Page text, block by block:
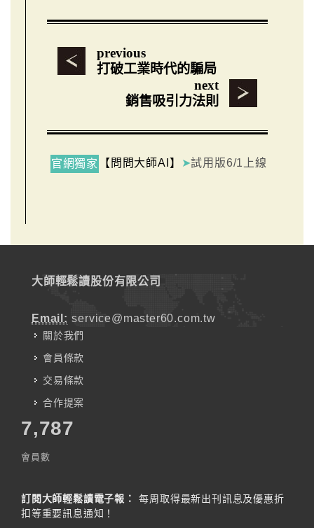
previous
打破工業時代的騙局
next
銷售吸引力法則
官網獨家 【問問大師AI】 ➤試用版6/1上線
大師輕鬆讀股份有限公司
Email: service@master60.com.tw
關於我們
會員條款
交易條款
合作提案
7,787
會員數
訂閱大師輕鬆讀電子報：
每周取得最新出刊訊息及優惠折
扣等重要訊息通知！